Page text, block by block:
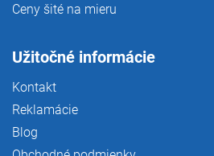
Ceny šité na mieru
Užitočné informácie
Kontakt
Reklamácie
Blog